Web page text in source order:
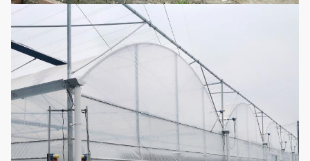
koelstootkussen
7 Verwarmingssysteem
het elektrische
Ventilatiesysteem Zijruiten en
Druppelbevloeiingssysteem
Het kan volgens de
serrelengte en